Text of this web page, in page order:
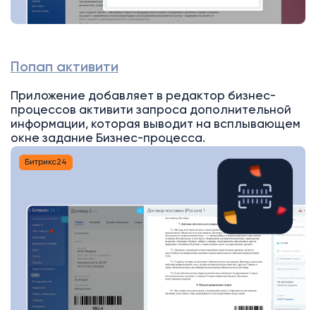
Попап активити
Приложение добавляет в редактор бизнес-
процессов активити запроса дополнительной
информации, которая выводит на всплывающем
окне задание Бизнес-процесса.
Битрикс24